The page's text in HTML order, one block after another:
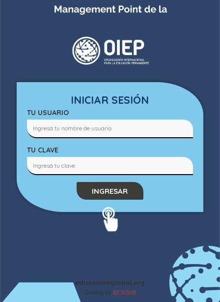
INICIAR SESIÓN
TU USUARIO
TU CLAVE
INGRESAR
educacionglobal.org
Desing by BCNSoft